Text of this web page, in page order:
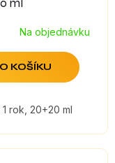
ml
Na objednávku
KOŠÍKU
rok, 20+20 ml